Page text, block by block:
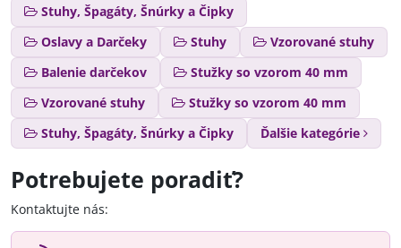
Stuhy, Špagáty, Šnúrky a Čipky
Oslavy a Darčeky
Stuhy
Vzorované stuhy
Balenie darčekov
Stužky so vzorom 40 mm
Vzorované stuhy
Stužky so vzorom 40 mm
Stuhy, Špagáty, Šnúrky a Čipky
Ďalšie kategórie
Potrebujete poradiť?
Kontaktujte nás: